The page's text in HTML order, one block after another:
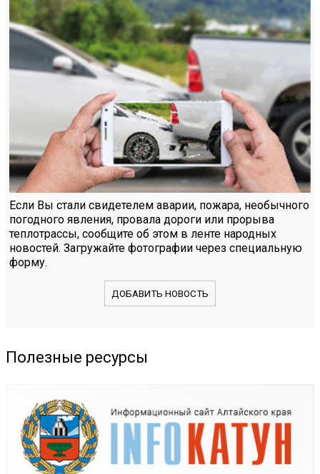
Если Вы стали свидетелем аварии, пожара, необычного
погодного явления, провала дороги или прорыва
теплотрассы, сообщите об этом в ленте народных
новостей. Загружайте фотографии через специальную
форму.
ДОБАВИТЬ НОВОСТЬ
Полезные ресурсы